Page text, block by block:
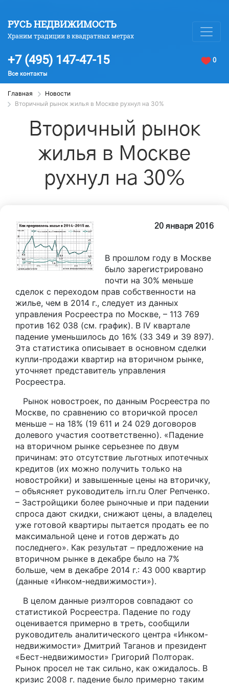
РУСЬ НЕДВИЖИМОСТЬ
Храним традиции в квадратных метрах
+7 (495) 147-47-15
Все контакты
0
Главная
Новости
Вторичный рынок жилья в Москве рухнул на 30%
Вторичный рынок
жилья в Москве
рухнул на 30%
20 января 2016
В прошлом году в Москве
было зарегистрировано
почти на 30% меньше
сделок с переходом прав собственности на
жилье, чем в 2014 г., следует из данных
управления Росреестра по Москве, – 113 769
против 162 038 (см. график). В IV квартале
падение уменьшилось до 16% (33 349 и 39 897).
Эта статистика описывает в основном сделки
купли-продажи квартир на вторичном рынке,
уточняет представитель управления
Росреестра.
Рынок новостроек, по данным Росреестра по
Москве, по сравнению со вторичкой просел
меньше – на 18% (19 611 и 24 029 договоров
долевого участия соответственно). «Падение
на вторичном рынке серьезнее по двум
причинам: это отсутствие льготных ипотечных
кредитов (их можно получить только на
новостройки) и завышенные цены на вторичку,
– объясняет руководитель irn.ru Олег Репченко.
– Застройщики более рыночные и при падении
спроса дают скидки, снижают цены, а владелец
уже готовой квартиры пытается продать ее по
максимальной цене и готов держать до
последнего». Как результат – предложение на
вторичном рынке в декабре было на 7%
больше, чем в декабре 2014 г.: 43 000 квартир
(данные «Инком-недвижимости»).
В целом данные риэлторов совпадают со
статистикой Росреестра. Падение по году
оценивается примерно в треть, сообщили
руководитель аналитического центра «Инком-
недвижимости» Дмитрий Таганов и президент
«Бест-недвижимости» Григорий Полторак.
Рынок просел не так сильно, как ожидалось. В
кризис 2008 г. падение было примерно таким